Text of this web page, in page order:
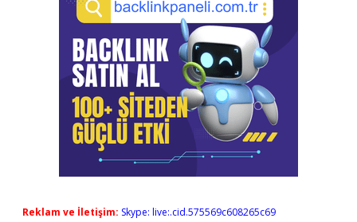
Reklam ve İletişim: Skype: live:.cid.575569c608265c69